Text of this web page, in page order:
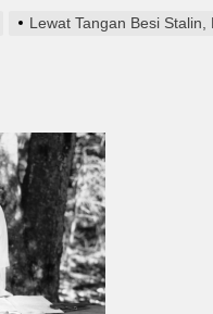
Lewat Tangan Besi